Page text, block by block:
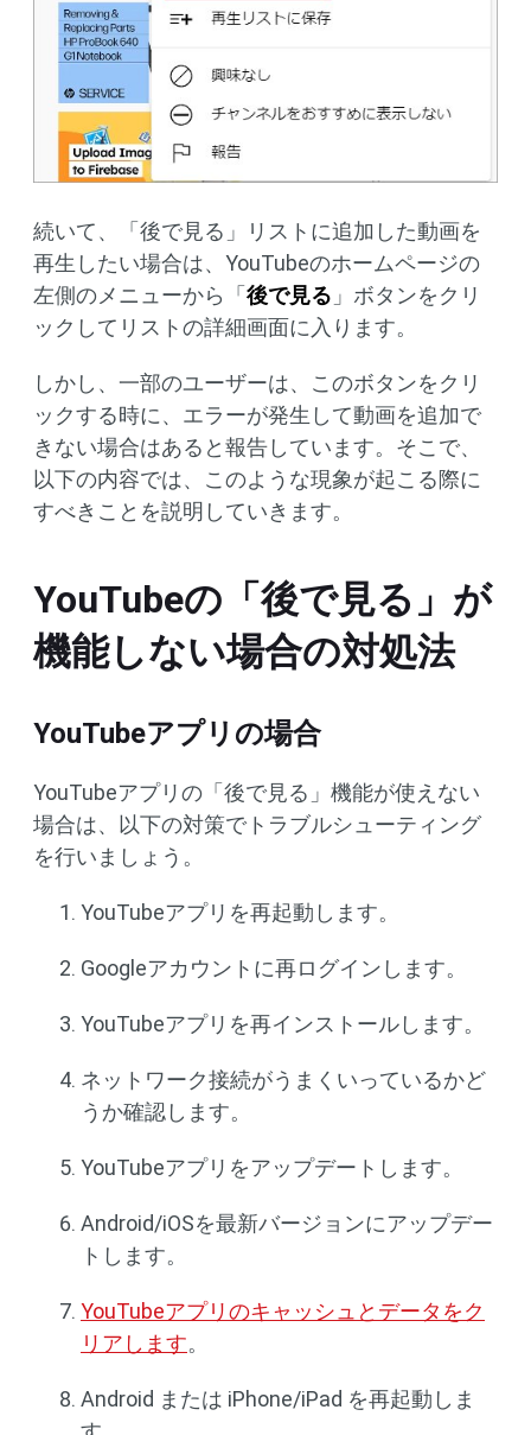
続いて、「後で見る」リストに追加した動画を
再生したい場合は、YouTubeのホームページの
左側のメニューから「 後で見る 」ボタンをクリ
ックしてリストの詳細画面に入ります。
しかし、一部のユーザーは、このボタンをクリ
ックする時に、エラーが発生して動画を追加で
きない場合はあると報告しています。そこで、
以下の内容では、このような現象が起こる際に
すべきことを説明していきます。
YouTubeの「後で見る」が
機能しない場合の対処法
YouTubeアプリの場合
YouTubeアプリの「後で見る」機能が使えない
場合は、以下の対策でトラブルシューティング
を行いましょう。
YouTubeアプリを再起動します。
Googleアカウントに再ログインします。
YouTubeアプリを再インストールします。
ネットワーク接続がうまくいっているかど
うか確認します。
YouTubeアプリをアップデートします。
Android/iOSを最新バージョンにアップデー
トします。
YouTubeアプリのキャッシュとデータをク
リアします。
Android または iPhone/iPad を再起動しま